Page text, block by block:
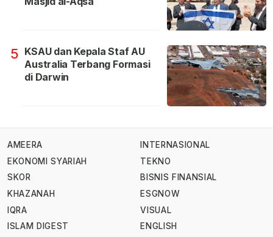
5 KSAU dan Kepala Staf AU
Australia Terbang Formasi
di Darwin
AMEERA
EKONOMI SYARIAH
SKOR
KHAZANAH
IQRA
ISLAM DIGEST
INTERNASIONAL
TEKNO
BISNIS FINANSIAL
ESGNOW
VISUAL
ENGLISH